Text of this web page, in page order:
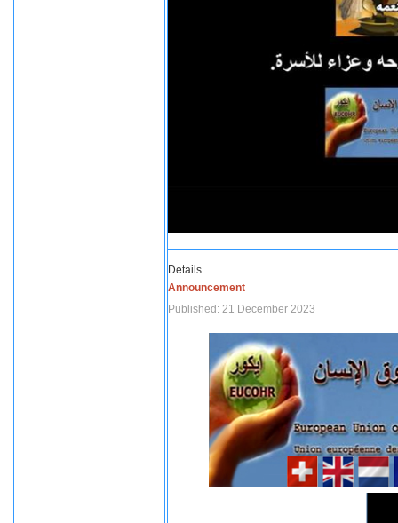
Details
Announcement
Published: 21 December 2023